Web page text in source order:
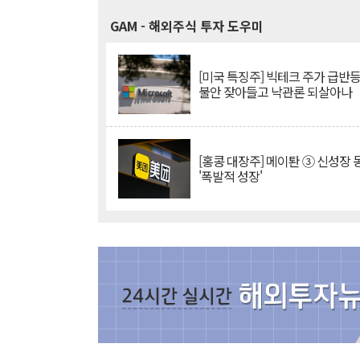
GAM - 해외주식 투자 도우미
[미국 특징주] 빅테크 주가 급반
불안 잦아들고 낙관론 되살아나
[홍콩 대장주] 메이퇀 ③ 신성장
'폭발적 성장'